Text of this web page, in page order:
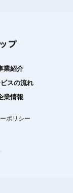
業紹介
スの流れ
業情報
ポリシー